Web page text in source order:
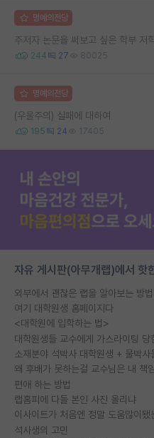
명예의전당
주저자 논문을 써보고 싶은 학부 저
244 27 80025
명예의전당
(우울주의) 실패에 대하여
195 24 17405
자유 게시판(아무개랩)에서 핫
외부에서 괜찮은 랩을 알아보는 방
여기 대학원생 홈페이지다
<대학원에 입학하는 법>
소재분야 석박사 대학원생 + 물박사
편애 하는 방법
랩홈피에 다들 본인 사진 올리냐
이사이트가 처음엔 정말 도움많이됐
석사생의 고민